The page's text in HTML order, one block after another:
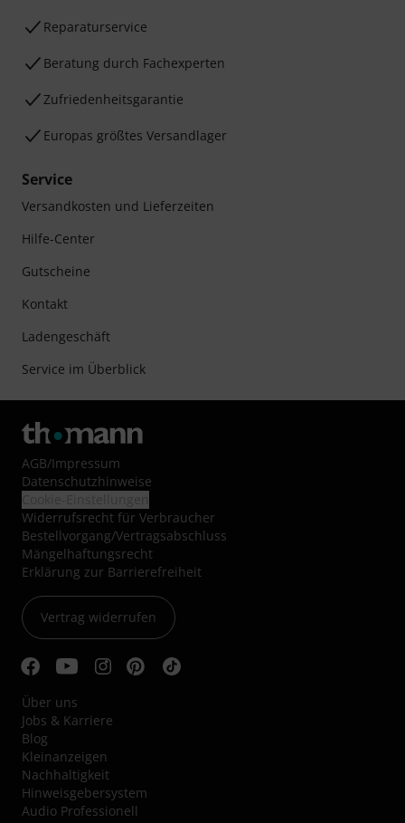
Reparaturservice
Beratung durch Fachexperten
Zufriedenheitsgarantie
Europas größtes Versandlager
Service
Versandkosten und Lieferzeiten
Hilfe-Center
Gutscheine
Kontakt
Ladengeschäft
Service im Überblick
AGB/Impressum
Datenschutzhinweise
Widerrufsrecht für Verbraucher
Bestellvorgang/Vertragsabschluss
Mängelhaftungsrecht
Erklärung zur Barrierefreiheit
Vertrag widerrufen
Über uns
Jobs & Karriere
Blog
Kleinanzeigen
Nachhaltigkeit
Hinweisgebersystem
Audio Professionell